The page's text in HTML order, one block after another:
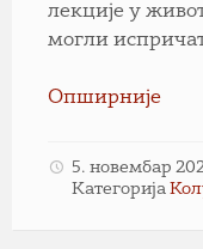
лекције у
могли
Опширније
5. новембар
Категорија